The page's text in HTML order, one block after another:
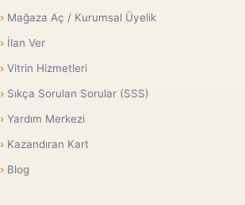
Mağaza Aç / Kurumsal Üyelik
İlan Ver
Vitrin Hizmetleri
Sıkça Sorulan Sorular (SSS)
Yardım Merkezi
Kazandıran Kart
Blog